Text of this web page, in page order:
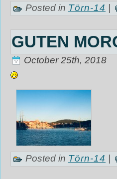
Posted in Törn-14
GUTEN
October 25th, 2018
Posted in Törn-14